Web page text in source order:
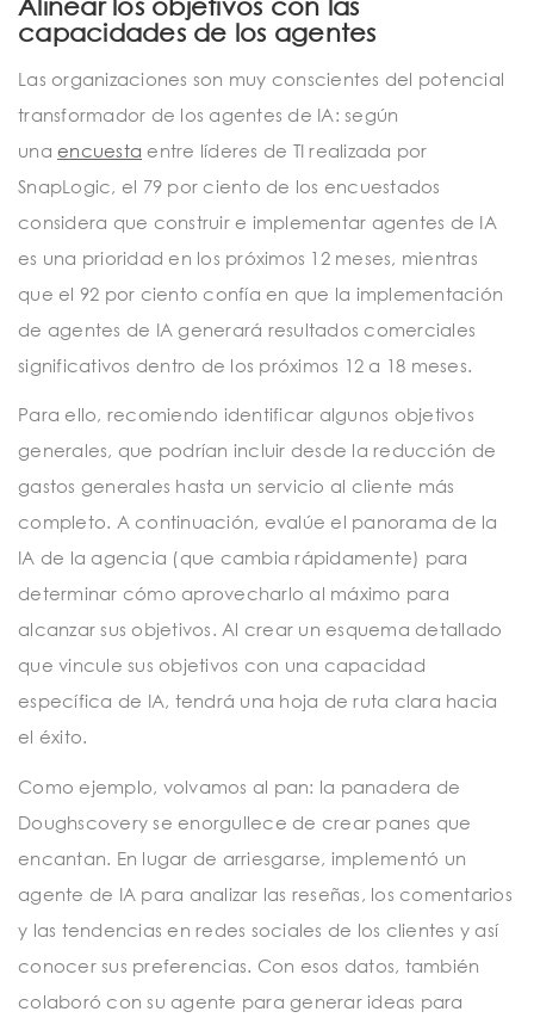
capacidades de los agentes
Las organizaciones son muy conscientes del potencial
transformador de los agentes de IA: según
una encuesta entre líderes de TI realizada por
SnapLogic, el 79 por ciento de los encuestados
considera que construir e implementar agentes de IA
es una prioridad en los próximos 12 meses, mientras
que el 92 por ciento confía en que la implementación
de agentes de IA generará resultados comerciales
significativos dentro de los próximos 12 a 18 meses.
Para ello, recomiendo identificar algunos objetivos
generales, que podrían incluir desde la reducción de
gastos generales hasta un servicio al cliente más
completo. A continuación, evalúe el panorama de la
IA de la agencia (que cambia rápidamente) para
determinar cómo aprovecharlo al máximo para
alcanzar sus objetivos. Al crear un esquema detallado
que vincule sus objetivos con una capacidad
específica de IA, tendrá una hoja de ruta clara hacia
el éxito.
Como ejemplo, volvamos al pan: la panadera de
Doughscovery se enorgullece de crear panes que
encantan. En lugar de arriesgarse, implementó un
agente de IA para analizar las reseñas, los comentarios
y las tendencias en redes sociales de los clientes y así
conocer sus preferencias. Con esos datos, también
colaboró ​​con su agente para generar ideas para